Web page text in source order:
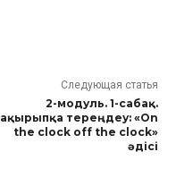
Следующая статья
2-модуль. 1-сабақ.
тереңдеу: «On
the clock off the clock»
әдісі